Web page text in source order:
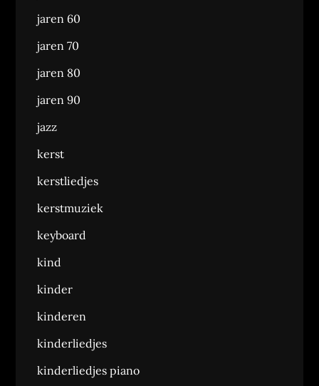
jaren 60
jaren 70
jaren 80
jaren 90
jazz
kerst
kerstliedjes
kerstmuziek
keyboard
kind
kinder
kinderen
kinderliedjes
kinderliedjes piano